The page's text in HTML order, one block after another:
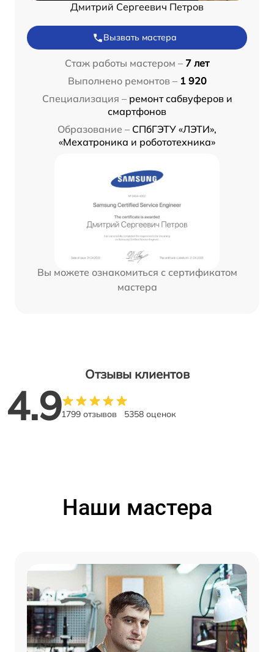
Дмитрий Сергеевич Петров
Вызвать мастера
Стаж работы мастером – 7 лет
Выполнено ремонтов – 1 920
Специализация – ремонт сабвуферов и
смартфонов
Образование – СПбГЭТУ «ЛЭТИ»,
«Мехатроника и робототехника»
Вы можете ознакомиться с сертификатом
мастера
Отзывы клиентов
4.91799 отзывов 5358 оценок
Наши мастера